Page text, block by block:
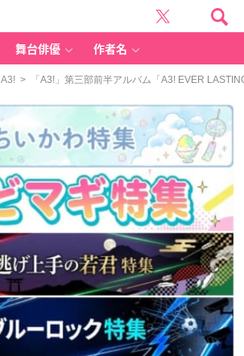
舞台俳優 作者名
A3! > 「A3!」第三部前半アルバム「A3! EVER